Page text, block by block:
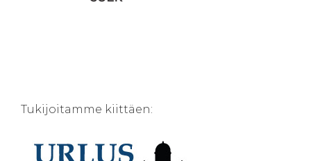
Tukijoitamme kiittäen: